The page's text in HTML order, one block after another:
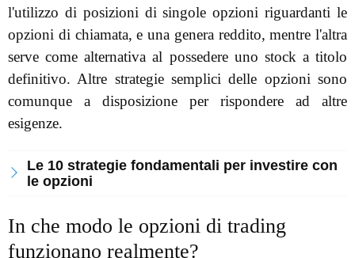
l'utilizzo di posizioni di singole opzioni riguardanti le
opzioni di chiamata, e una genera reddito, mentre l'altra
serve come alternativa al possedere uno stock a titolo
definitivo. Altre strategie semplici delle opzioni sono
comunque a disposizione per rispondere ad altre
esigenze.
Le 10 strategie fondamentali per investire con
le opzioni
In che modo le opzioni di trading
funzionano realmente?